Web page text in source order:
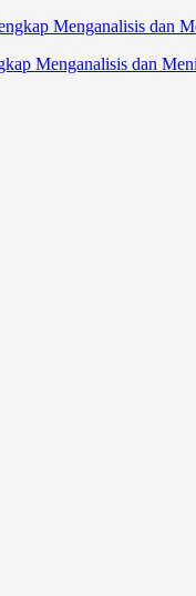
Menganalisis dan